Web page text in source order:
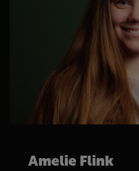
Amelie Flink